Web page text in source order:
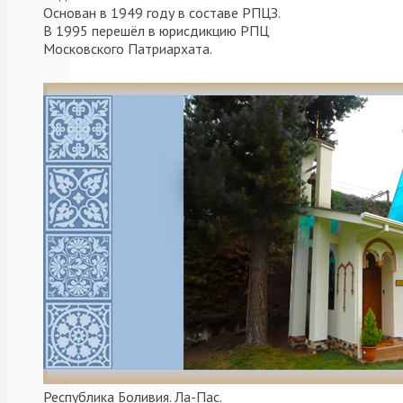
Основан в 1949 году в составе РПЦЗ.
В 1995 перешёл в юрисдикцию РПЦ
Московского Патриархата.
Республика Боливия. Ла-Пас.
и
Южноамериканский
совершил
всенощное
бдение
домовом
Читать
далее
20.09.2021
Las
parroquias
de
Argentina